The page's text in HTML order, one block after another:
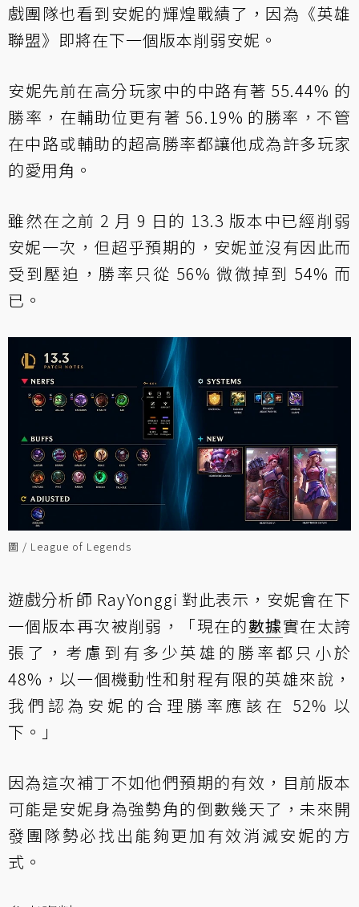
戲團隊也看到安妮的輝煌戰績了，因為《英雄
聯盟》即將在下一個版本削弱安妮。
安妮先前在高分玩家中的中路有著 55.44% 的
勝率，在輔助位更有著 56.19% 的勝率，不管
在中路或輔助的超高勝率都讓他成為許多玩家
的愛用角。
雖然在之前 2 月 9 日的 13.3 版本中已經削弱
安妮一次，但超乎預期的，安妮並沒有因此而
受到壓迫，勝率只從 56% 微微掉到 54% 而
已。
圖 / League of Legends
遊戲分析師 RayYonggi 對此表示，安妮會在下
一個版本再次被削弱，「現在的數據實在太誇
張了，考慮到有多少英雄的勝率都只小於
48%，以一個機動性和射程有限的英雄來說，
我們認為安妮的合理勝率應該在 52% 以
下。」
因為這次補丁不如他們預期的有效，目前版本
可能是安妮身為強勢角的倒數幾天了，未來開
發團隊勢必找出能夠更加有效消減安妮的方
式。